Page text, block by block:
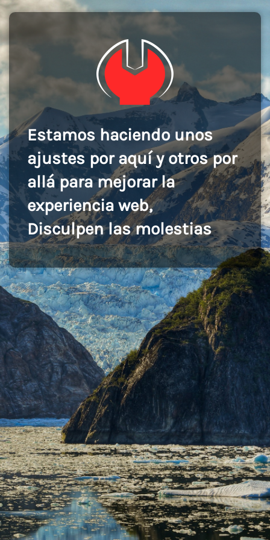
Estamos haciendo unos
ajustes por aquí y otros por
allá para mejorar la
experiencia web,
Disculpen las molestias